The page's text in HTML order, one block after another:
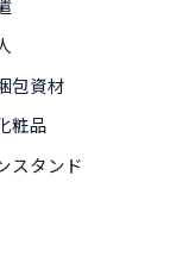
包資材
粧品
スタンド